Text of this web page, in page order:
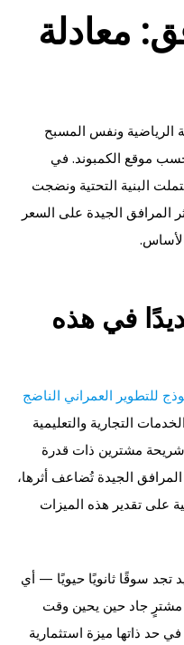
معادلة
الرياضية ونفس المسبح
موقع الكمبوند. في
البنية التحتية ونضجت
المرافق الجيدة على السعر
في هذه
للتطوير العمراني الناضج
التجارية والتعليمية
شريحة مشترين ذات قدرة
الجيدة تُضاعف أثرها،
على تقدير هذه الميزات
تجد سوقًا ثانويًا حيويًا — أي
جاد حين يحين وقت
حد ذاتها ميزة استثمارية